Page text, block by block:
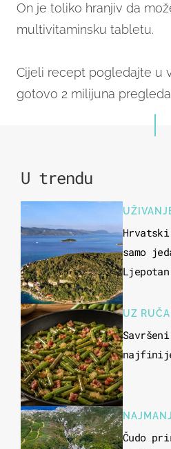
On je toliko hranjiv da
multivitaminsku tabletu.
Cijeli recept pogledajte u
gotovo 2 milijuna
U trendu
OTOKU
samo
UZ
najfinije
Čudo